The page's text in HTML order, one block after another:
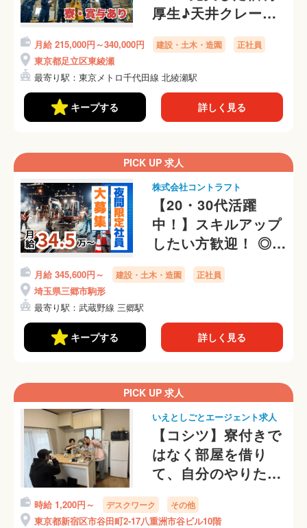
厚生♪天井クレーン
の点検・修理・据付
スタッフ
月給 215,000円～340,000円 建設・土木・造園 正社員
東京都足立区東綾瀬
最寄り駅：東京メトロ千代田線 北綾瀬駅
キープする 詳しく見る
PICK UP 求人
株式会社コントラフト
【20・30代活躍
中！】スキルアップ
したい方歓迎！ ◎社
員寮あり・直行直帰
OK！働きやすさ抜
月給 345,600円～ 建設・土木・造園 正社員
埼玉県三郷市駒形
最寄り駅：武蔵野線 三郷駅
キープする 詳しく見る
PICK UP 求人
いえとしごとエージェント求人
【コシツ】寮付きで
はなく部屋を借り
て、自分のやりたい
仕事に就きません
か？
時給 1,200円～ デスクワーク その他
東京都新宿区市谷田町2-17八重洲市谷ビル10階